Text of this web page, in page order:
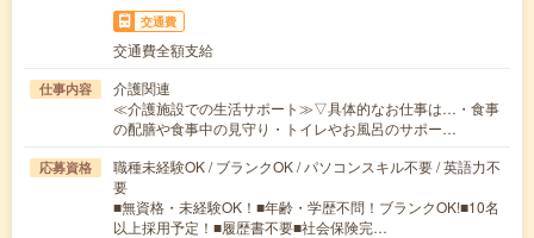
交通費
交通費全額支給
仕事内容
介護関連
≪介護施設での生活サポート≫▽具体的なお仕事は…・食事
の配膳や食事中の見守り・トイレやお風呂のサポー…
応募資格
職種未経験OK / ブランクOK / パソコンスキル不要 / 英語力不
要
■無資格・未経験OK！■年齢・学歴不問！ブランクOK!■10名
以上採用予定！■履歴書不要■社会保険完…